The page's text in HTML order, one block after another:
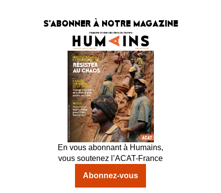
S'ABONNER À NOTRE MAGAZINE
En vous abonnant à Humains,
vous soutenez l’ACAT-France
Abonnez-vous